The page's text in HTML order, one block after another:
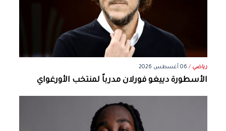
رياضي / 06 أغسطس 2026
الأسطورة دييغو فورلان مدرباً لمنتخب الأورغواي